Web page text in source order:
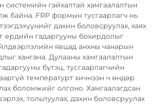
системийн гайхалтай хамгаалалтын
байна. FRP формын тусгаарлагч нь
дахин боловсруулах, хаях
ердийн гадаргууны бохирдолыг
явцад анхны чанарын
хангана. Дулааны хамгаалалтын
бүтэц, тусгаарлагчийн
температурт хичнээн ч өндөр
боломжийг олгоно. Хамгаалагдсан
тольлуулах, дахин боловсруулах